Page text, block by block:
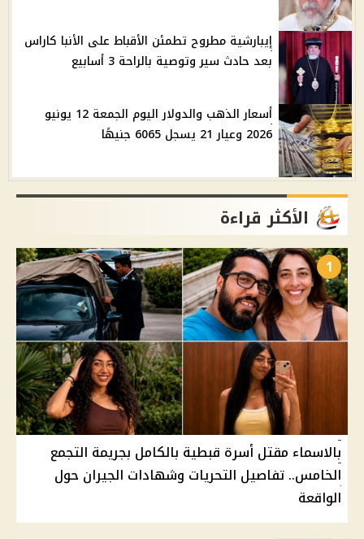
إيبارشية مطروح تطمئن الأقباط على الأنبا كاراس
بعد حادث سير وتوصية بالراحة 3 أسابيع
أسعار الذهب والدولار اليوم الجمعة 12 يونيو
2026 وعيار 21 يسجل 6065 جنيهًا
الأكثر قراءة
1
بالاسماء مقتل أسرة قبطية بالكامل بجريمة التجمع
الخامس.. تفاصيل التحريات وشهادات الجيران حول
الواقعة